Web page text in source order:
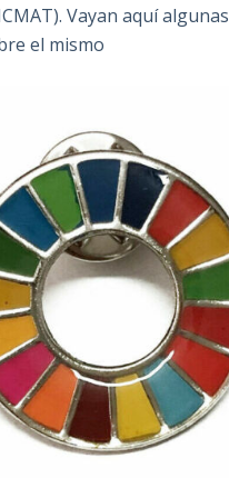
Vayan aquí algunas
el mismo